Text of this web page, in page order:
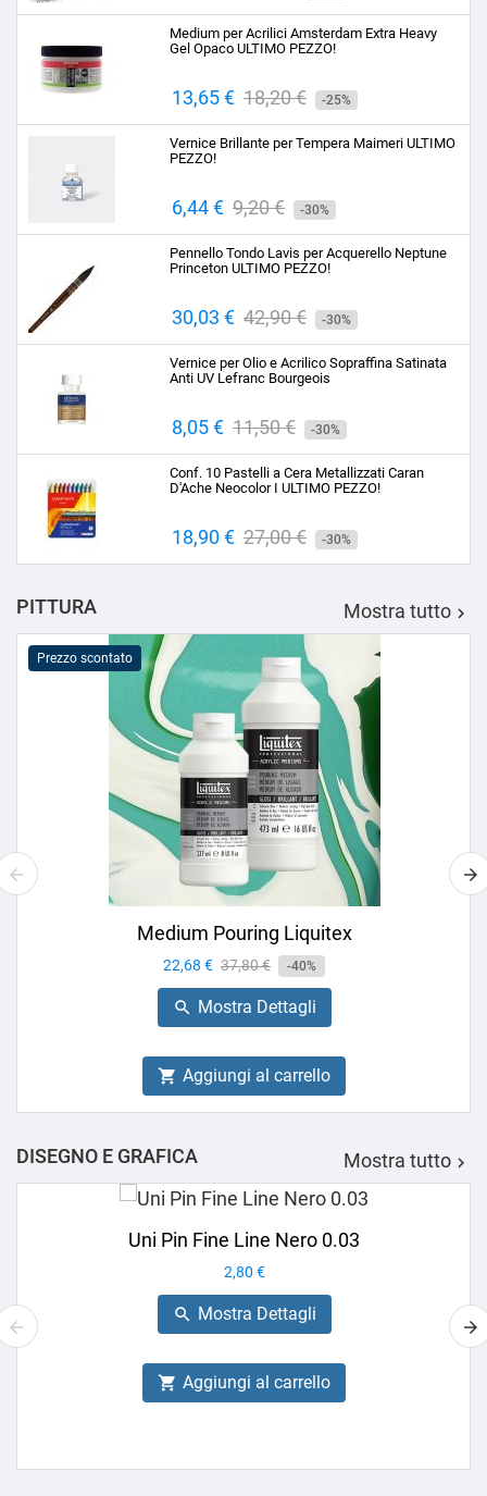
base
Medium per Acrilici Amsterdam Extra Heavy
Gel Opaco ULTIMO PEZZO!
Prezzo
13,65 € Prezzo
base
18,20 € -25%
Vernice Brillante per Tempera Maimeri ULTIMO
PEZZO!
Prezzo
6,44 € Prezzo
base
9,20 € -30%
Pennello Tondo Lavis per Acquerello Neptune
Princeton ULTIMO PEZZO!
Prezzo
30,03 € Prezzo
base
42,90 € -30%
Vernice per Olio e Acrilico Sopraffina Satinata
Anti UV Lefranc Bourgeois
Prezzo
8,05 € Prezzo
base
11,50 € -30%
Conf. 10 Pastelli a Cera Metallizzati Caran
D'Ache Neocolor I ULTIMO PEZZO!
Prezzo
18,90 € Prezzo
base
27,00 € -30%
PITTURA Mostra tutto 
Prezzo scontato
Medium Pouring Liquitex
Prezzo
22,68 € Prezzo
base
37,80 € -40%
 Mostra Dettagli
 Aggiungi al carrello
DISEGNO E GRAFICA Mostra tutto 
Uni Pin Fine Line Nero 0.03
Prezzo
2,80 €
 Mostra Dettagli
 Aggiungi al carrello